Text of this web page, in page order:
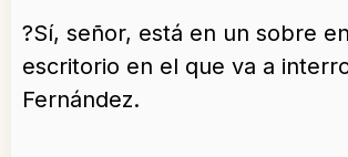
?Sí, señor, está en un sobre
escritorio en el que va a
Fernández.